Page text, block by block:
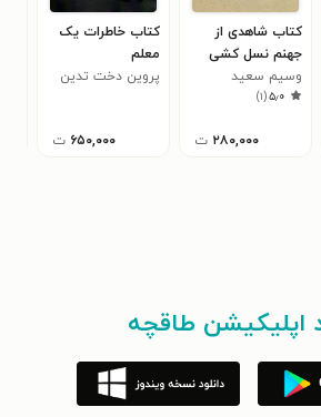
کتاب شاهدی از
جهنم نسل کشی
وسیم سعید
۵٫۰(۱)
۲۸۰,۰۰۰ ت
کتاب خاطرات یک
معلم
پروین دخت تدین
۶۵۰,۰۰۰ ت
اپلیکیشن طاقچه